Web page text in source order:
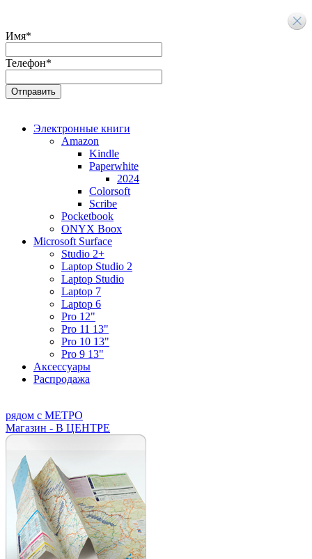
Имя*
Телефон*
Электронные книги
Amazon
Kindle
Paperwhite
2024
Colorsoft
Scribe
Pocketbook
ONYX Boox
Microsoft Surface
Studio 2+
Laptop Studio 2
Laptop Studio
Laptop 7
Laptop 6
Pro 12"
Pro 11 13"
Pro 10 13"
Pro 9 13"
Аксессуары
Распродажа
рядом с МЕТРО
Магазин - В ЦЕНТРЕ